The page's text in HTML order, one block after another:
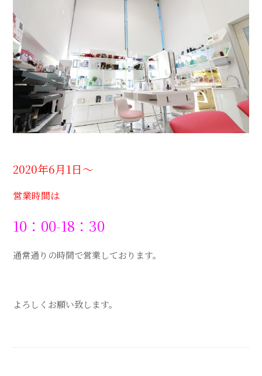
2020年6月1日～
営業時間は
10：00-18：30
通常通りの時間で営業しております。
よろしくお願い致します。